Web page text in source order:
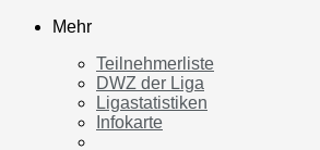
Mehr
Teilnehmerliste
DWZ der Liga
Ligastatistiken
Infokarte